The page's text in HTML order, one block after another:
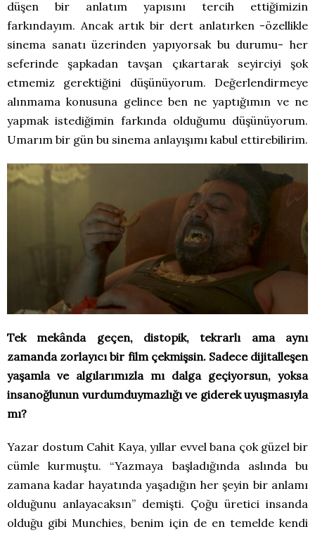
düşen bir anlatım yapısını tercih ettiğimizin
farkındayım. Ancak artık bir dert anlatırken -özellikle
sinema sanatı üzerinden yapıyorsak bu durumu- her
seferinde şapkadan tavşan çıkartarak seyirciyi şok
etmemiz gerektiğini düşünüyorum. Değerlendirmeye
alınmama konusuna gelince ben ne yaptığımın ve ne
yapmak istediğimin farkında olduğumu düşünüyorum.
Umarım bir gün bu sinema anlayışımı kabul ettirebilirim.
Tek mekânda geçen, distopik, tekrarlı ama aynı
zamanda zorlayıcı bir film çekmişsin. Sadece dijitalleşen
yaşamla ve algılarımızla mı dalga geçiyorsun, yoksa
insanoğlunun vurdumduymazlığı ve giderek uyuşmasıyla
mı?
Yazar dostum Cahit Kaya, yıllar evvel bana çok güzel bir
cümle kurmuştu. “Yazmaya başladığında aslında bu
zamana kadar hayatında yaşadığın her şeyin bir anlamı
olduğunu anlayacaksın” demişti. Çoğu üretici insanda
olduğu gibi Munchies, benim için de en temelde kendi